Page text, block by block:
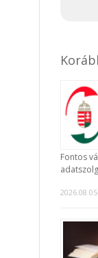
Fontos
2026.08.05.